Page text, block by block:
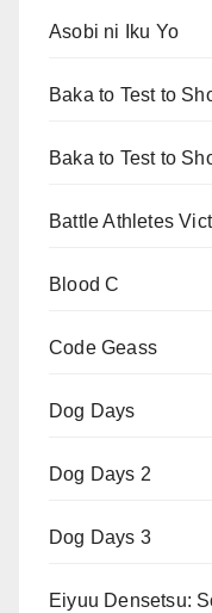
Asobi ni Iku Yo
Baka to Test to
Baka to Test to
Battle Athletes
Blood C
Code Geass
Dog Days
Dog Days 2
Dog Days 3
Eiyuu Densetsu: